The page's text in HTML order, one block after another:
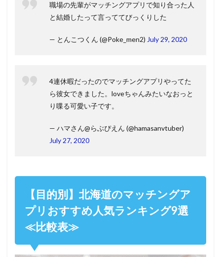
職場の先輩がマッチングアプリで知り合った人
と結婚したって言っててびっくりした
— とんこつくん (@Poke_men2) July 29, 2020
4連休暇だったのでマッチングアプリやってた
ら彼女できました。loveちゃんみたいなおっと
り喋る可愛い子です。
— ハマさん@らぶぴえん (@hamasanvtuber)
July 27, 2020
【目的別】北海道のマッチングア
プリおすすめ人気ランキング9選
≪比較表≫